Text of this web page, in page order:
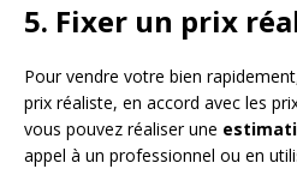
5. Fixer un prix
Pour vendre votre bien
prix réaliste, en accord avec les
vous pouvez réaliser une
appel à un professionnel ou en